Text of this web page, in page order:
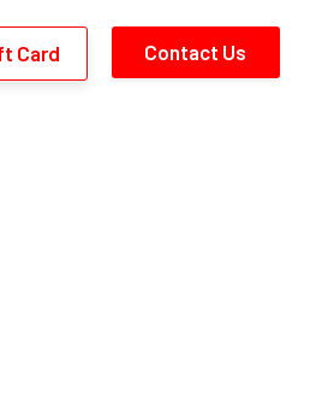
} return $u; },
Card Contact Us